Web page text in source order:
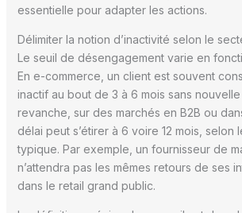
essentielle pour adapter les actions.
Délimiter la notion d’inactivité selon le
Le seuil de désengagement varie en
En e-commerce, un client est souvent
inactif au bout de 3 à 6 mois sans nouvelle
revanche, sur des marchés en B2B ou
délai peut s’étirer à 6 voire 12 mois, selon
typique. Par exemple, un fournisseur de
n’attendra pas les mêmes retours de ses
dans le retail grand public.